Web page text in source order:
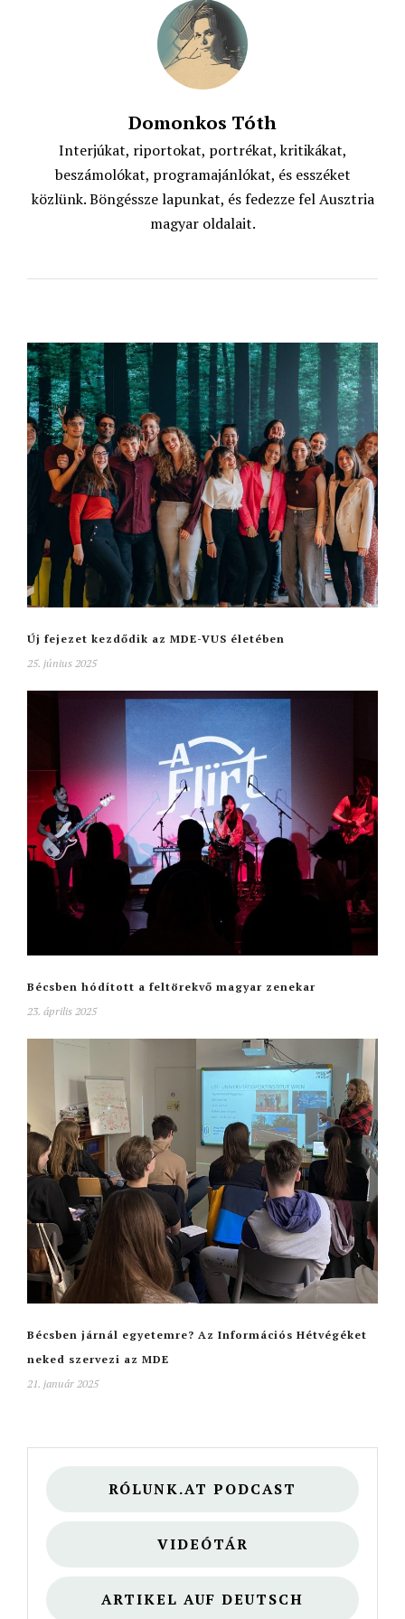
Domonkos Tóth
Interjúkat, riportokat, portrékat, kritikákat,
beszámolókat, programajánlókat, és esszéket
közlünk. Böngéssze lapunkat, és fedezze fel Ausztria
magyar oldalait.
Új fejezet kezdődik az MDE-VUS életében
25. június 2025
Bécsben hódított a feltörekvő magyar zenekar
23. április 2025
Bécsben járnál egyetemre? Az Információs Hétvégéket
neked szervezi az MDE
21. január 2025
RÓLUNK.AT PODCAST
VIDEÓTÁR
ARTIKEL AUF DEUTSCH